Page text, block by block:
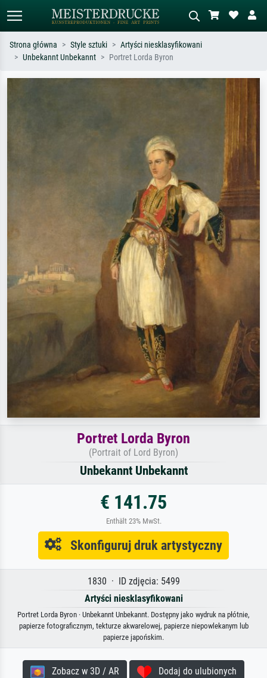
Strona główna Style sztuki
Artyści niesklasyfikowani
Unbekannt Unbekannt
Portret Lorda Byron
Portret Lorda Byron
(Portrait of Lord Byron)
Unbekannt Unbekannt
€ 141.75
Enthält 23% MwSt.
Skonfiguruj druk artystyczny
1830 · ID zdjęcia: 5499
Artyści niesklasyfikowani
Portret Lorda Byron · Unbekannt Unbekannt. Dostępny jako wydruk na płótnie,
papierze fotograficznym, tekturze akwarelowej, papierze niepowlekanym lub
papierze japońskim.
Zobacz w 3D / AR Dodaj do ulubionych